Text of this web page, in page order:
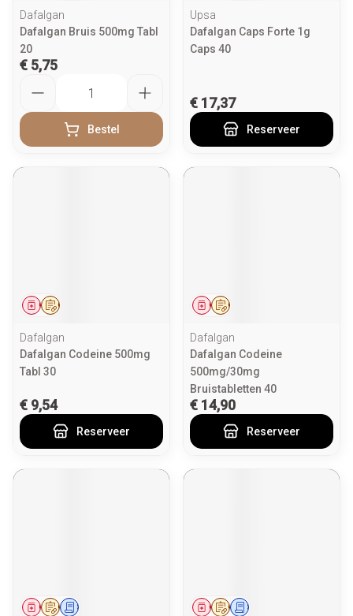
Dafalgan
Dafalgan Bruis 500mg Tabl
20
€ 5,75
Bestel
Upsa
Dafalgan Caps Forte 1g
Caps 40
€ 17,37
Reserveer
Op voorschrift
Geneesmiddel
Dafalgan
Dafalgan Codeine 500mg
Tabl 30
€ 9,54
Reserveer
Op voorschrift
Geneesmiddel
Dafalgan
Dafalgan Codeine
500mg/30mg
Bruistabletten 40
€ 14,90
Reserveer
Op voorschrift
GeneesmiddelSchriftelijke aanvraag Op voorschrift
GeneesmiddelSchriftelijke aanvraag